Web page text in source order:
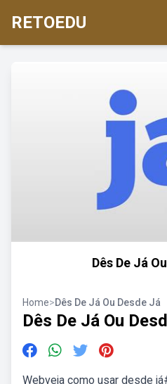
RETOEDU
Dês De Já
Home>Dês De Já Ou Desde Já
Dês De Já Ou
Webveja como usar desde